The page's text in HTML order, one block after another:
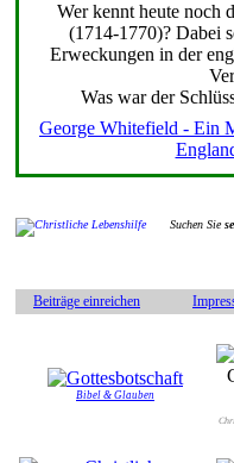
Wer kennt heute noch
(1714-1770)? Dabei
Erweckungen in der
Was war der
George Whitefield - Ein
Suchen Sie
Beiträge einreichen
Bibel & Glauben